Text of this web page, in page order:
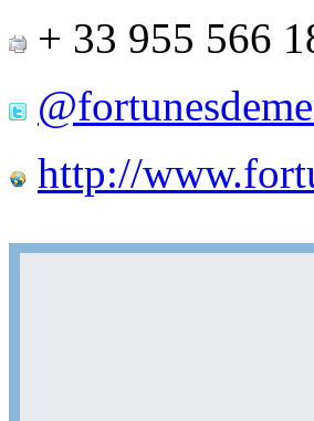
+ 33 955 566
http://